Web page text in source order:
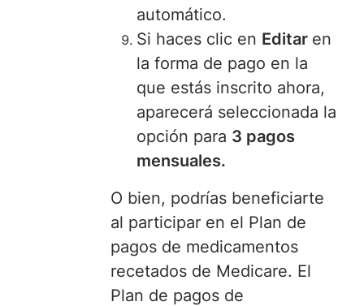
automático.
Si haces clic en Editar en
la forma de pago en la
que estás inscrito ahora,
aparecerá seleccionada la
opción para 3 pagos
mensuales.
O bien, podrías beneficiarte
al participar en el Plan de
pagos de medicamentos
recetados de Medicare. El
Plan de pagos de